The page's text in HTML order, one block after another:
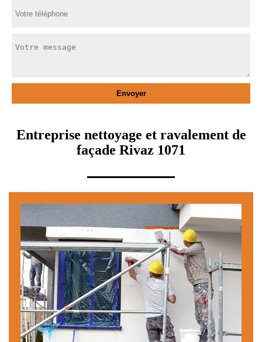
Entreprise nettoyage et ravalement de
façade Rivaz 1071